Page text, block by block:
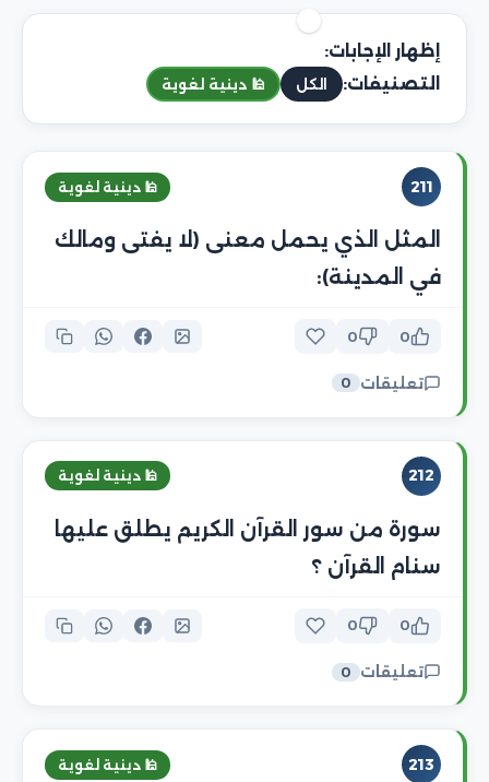
إظهار الإجابات:
التصنيفات:
الكل 🕌 دينية لغوية
211 🕌 دينية لغوية
المثل الذي يحمل معنى (لا يفتى ومالك
في المدينة):
0
0
تعليقات 0
212 🕌 دينية لغوية
سورة من سور القرآن الكريم يطلق عليها
سنام القرآن ؟
0
0
تعليقات 0
213 🕌 دينية لغوية